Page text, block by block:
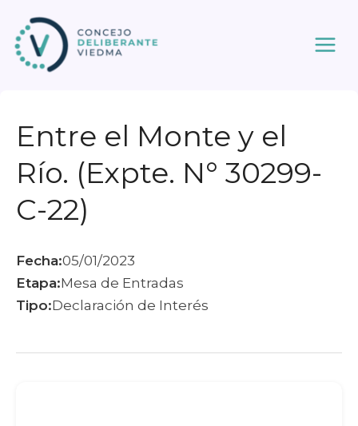
contenido
Entre el Monte y el
Río. (Expte. N° 30299-
C-22)
Fecha:05/01/2023
Etapa:Mesa de Entradas
Tipo:Declaración de Interés